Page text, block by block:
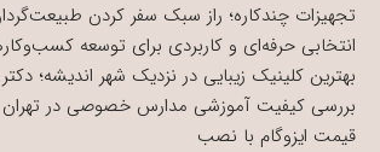
تجهیزات چندکاره؛ راز سبک سفر کردن
انتخابی حرفه‌ای و کاربردی برای توسعه
بهترین کلینیک زیبایی در نزدیک شهر اندیشه؛
بررسی کیفیت آموزشی مدارس خصوصی در تهران
قیمت ایزوگام با نصب